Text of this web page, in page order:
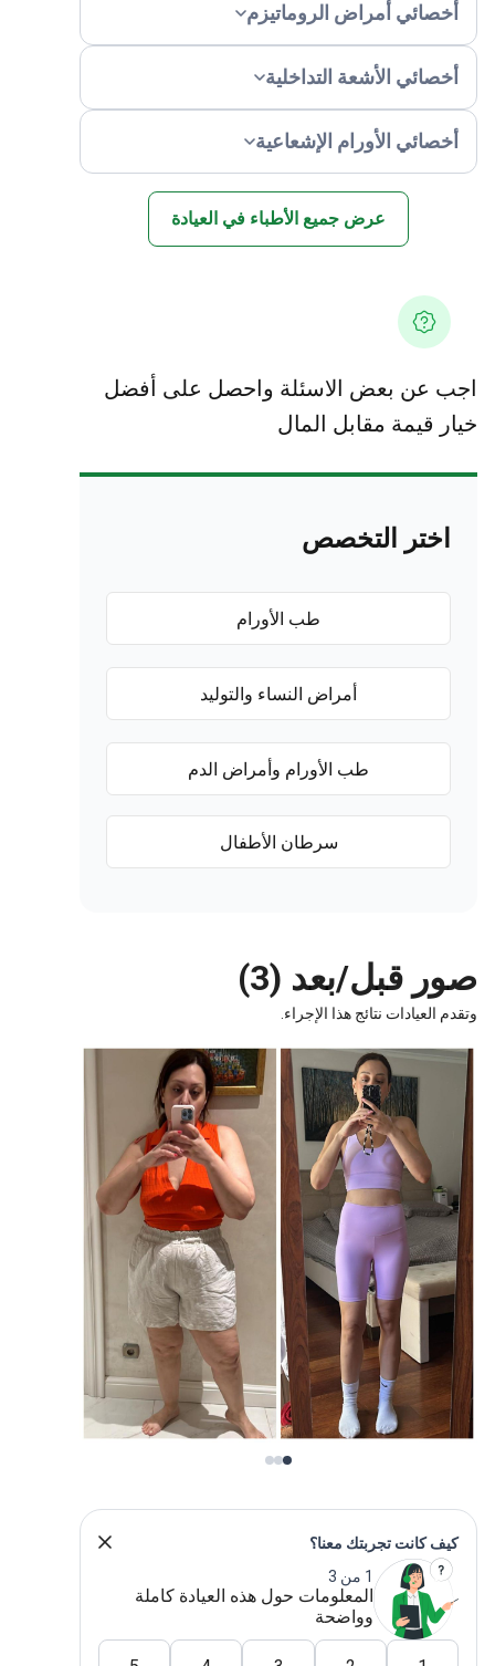
أمراض الروماتيزم
الأشعة التداخلية
الأورام الإشعاعية
عرض جميع الأطباء في العيادة
عن بعض الاسئلة واحصل على أفضل
قيمة مقابل المال
اختر التخصص
طب الأورام
أمراض النساء والتوليد
طب الأورام وأمراض الدم
سرطان الأطفال
قبل/بعد (3)
العيادات نتائج هذا الإجراء.
كانت تجربتك معنا؟
1 من 3
المعلومات حول هذه العيادة كاملة
وواضحة